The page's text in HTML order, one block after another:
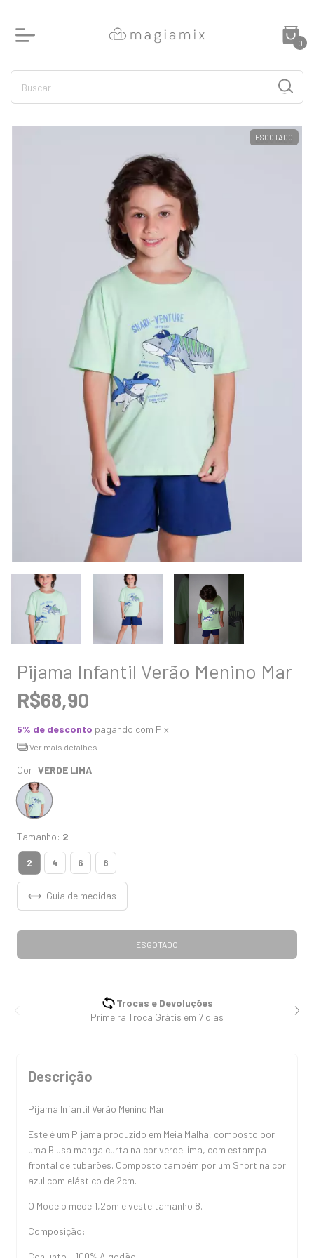
0
ESGOTADO
Pijama Infantil Verão Menino Mar
R$68,90
5% de desconto pagando com Pix
Ver mais detalhes
Cor: VERDE LIMA
Tamanho: 2
2 4 6 8
Guia de medidas
Trocas e Devoluções
Primeira Troca Grátis em 7 dias
Descrição
Pijama Infantil Verão Menino Mar
Este é um Pijama produzido em Meia Malha, composto por
uma Blusa manga curta na cor verde lima, com estampa
frontal de tubarões. Composto também por um Short na cor
azul com elástico de 2cm.
O Modelo mede 1,25m e veste tamanho 8.
Composição: